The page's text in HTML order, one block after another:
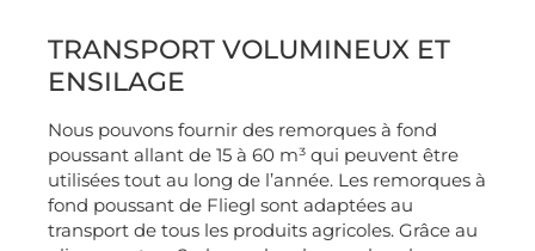
TRANSPORT VOLUMINEUX ET
ENSILAGE
Nous pouvons fournir des remorques à fond
poussant allant de 15 à 60 m³ qui peuvent être
utilisées tout au long de l’année. Les remorques à
fond poussant de Fliegl sont adaptées au
transport de tous les produits agricoles. Grâce au